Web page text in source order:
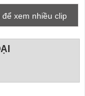
xem nhiều clip